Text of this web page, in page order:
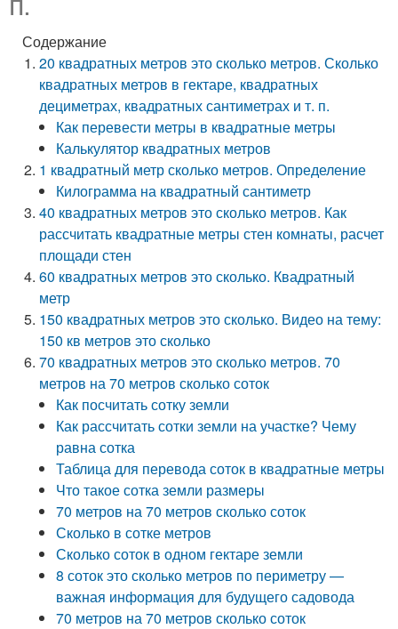
Содержание
20 квадратных метров это сколько метров. Сколько
квадратных метров в гектаре, квадратных
дециметрах, квадратных сантиметрах и т. п.
Как перевести метры в квадратные метры
Калькулятор квадратных метров
1 квадратный метр сколько метров. Определение
Килограмма на квадратный сантиметр
40 квадратных метров это сколько метров. Как
рассчитать квадратные метры стен комнаты, расчет
площади стен
60 квадратных метров это сколько. Квадратный
метр
150 квадратных метров это сколько. Видео на тему:
150 кв метров это сколько
70 квадратных метров это сколько метров. 70
метров на 70 метров сколько соток
Как посчитать сотку земли
Как рассчитать сотки земли на участке? Чему
равна сотка
Таблица для перевода соток в квадратные метры
Что такое сотка земли размеры
70 метров на 70 метров сколько соток
Сколько в сотке метров
Сколько соток в одном гектаре земли
8 соток это сколько метров по периметру —
важная информация для будущего садовода
70 метров на 70 метров сколько соток